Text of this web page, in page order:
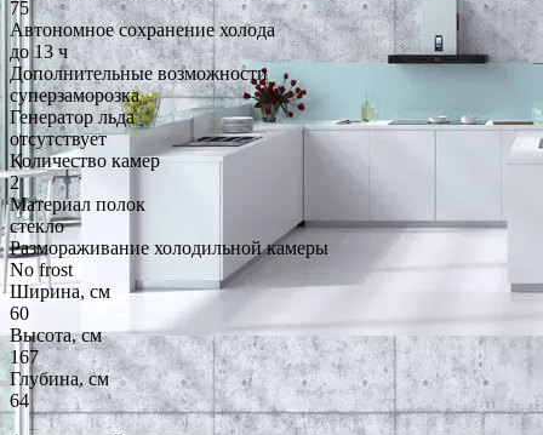
75
Автономное сохранение холода
до 13 ч
Дополнительные возможности
суперзаморозка
Генератор льда
отсутствует
Количество камер
2
Материал полок
стекло
Размораживание холодильной камеры
No frost
Ширина, см
60
Высота, см
167
Глубина, см
64